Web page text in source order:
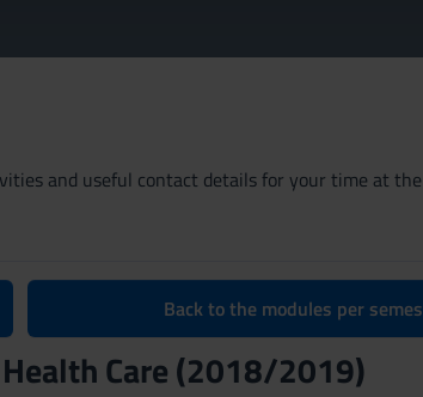
and useful contact details for your time at
Back to the modules per
Care (2018/2019)